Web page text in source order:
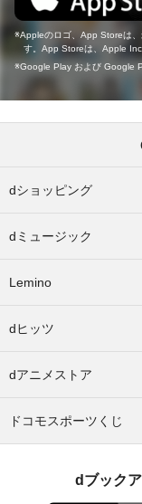
Appleのロゴ、App Storeは
す。App Storeは、Apple
Google Play および Google
dショッピング
dミュージック
Lemino
dヒッツ
dアニメストア
ドコモスポーツくじ
dブック